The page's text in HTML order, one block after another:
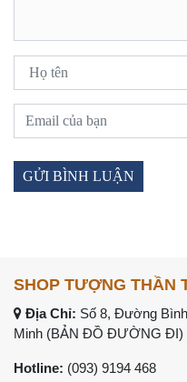
SHOP TƯỢNG THẦN
Địa Chỉ: Số 8, Đường
Minh (BẢN ĐỒ ĐƯỜNG ĐI)
Hotline: (093) 9194 468